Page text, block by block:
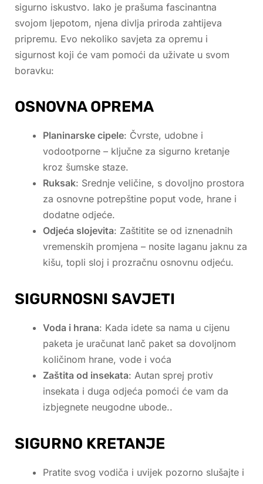
sigurno iskustvo. Iako je prašuma fascinantna
svojom ljepotom, njena divlja priroda zahtijeva
pripremu. Evo nekoliko savjeta za opremu i
sigurnost koji će vam pomoći da uživate u svom
boravku:
OSNOVNA OPREMA
Planinarske cipele: Čvrste, udobne i
vodootporne – ključne za sigurno kretanje
kroz šumske staze.
Ruksak: Srednje veličine, s dovoljno prostora
za osnovne potrepštine poput vode, hrane i
dodatne odjeće.
Odjeća slojevita: Zaštitite se od iznenadnih
vremenskih promjena – nosite laganu jaknu za
kišu, topli sloj i prozračnu osnovnu odjeću.
SIGURNOSNI SAVJETI
Voda i hrana: Kada idete sa nama u cijenu
paketa je uračunat lanč paket sa dovoljnom
količinom hrane, vode i voća
Zaštita od insekata: Autan sprej protiv
insekata i duga odjeća pomoći će vam da
izbjegnete neugodne ubode..
SIGURNO KRETANJE
Pratite svog vodiča i uvijek pozorno slušajte i